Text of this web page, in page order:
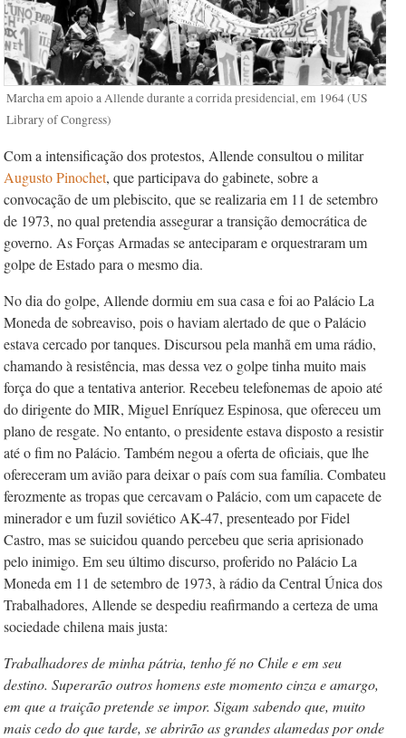
Marcha em apoio a Allende durante a corrida presidencial, em 1964 (US
Library of Congress)
Com a intensificação dos protestos, Allende consultou o militar
Augusto Pinochet, que participava do gabinete, sobre a
convocação de um plebiscito, que se realizaria em 11 de setembro
de 1973, no qual pretendia assegurar a transição democrática de
governo. As Forças Armadas se anteciparam e orquestraram um
golpe de Estado para o mesmo dia.
No dia do golpe, Allende dormiu em sua casa e foi ao Palácio La
Moneda de sobreaviso, pois o haviam alertado de que o Palácio
estava cercado por tanques. Discursou pela manhã em uma rádio,
chamando à resistência, mas dessa vez o golpe tinha muito mais
força do que a tentativa anterior. Recebeu telefonemas de apoio até
do dirigente do MIR, Miguel Enríquez Espinosa, que ofereceu um
plano de resgate. No entanto, o presidente estava disposto a resistir
até o fim no Palácio. Também negou a oferta de oficiais, que lhe
ofereceram um avião para deixar o país com sua família. Combateu
ferozmente as tropas que cercavam o Palácio, com um capacete de
minerador e um fuzil soviético AK-47, presenteado por Fidel
Castro, mas se suicidou quando percebeu que seria aprisionado
pelo inimigo. Em seu último discurso, proferido no Palácio La
Moneda em 11 de setembro de 1973, à rádio da Central Única dos
Trabalhadores, Allende se despediu reafirmando a certeza de uma
sociedade chilena mais justa:
Trabalhadores de minha pátria, tenho fé no Chile e em seu
destino. Superarão outros homens este momento cinza e amargo,
em que a traição pretende se impor. Sigam sabendo que, muito
mais cedo do que tarde, se abrirão as grandes alamedas por onde